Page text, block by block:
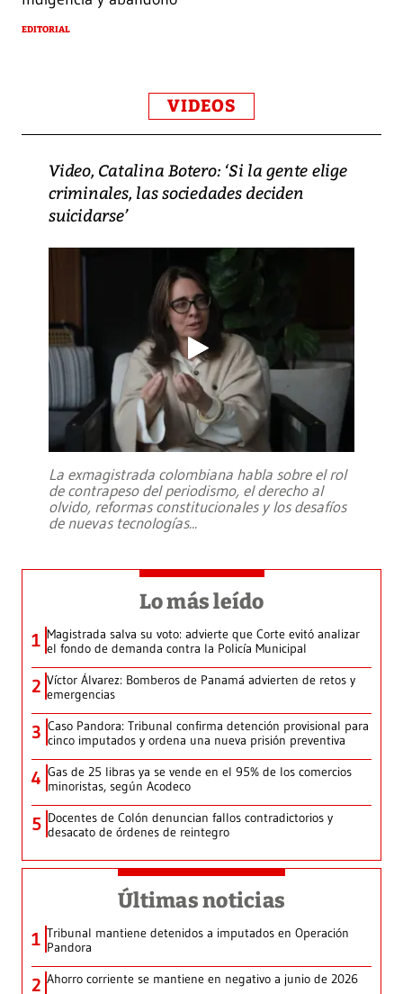
EDITORIAL
VIDEOS
Video, Catalina Botero: ‘Si la gente elige
criminales, las sociedades deciden
suicidarse’
La exmagistrada colombiana habla sobre el rol
de contrapeso del periodismo, el derecho al
olvido, reformas constitucionales y los desafíos
de nuevas tecnologías...
Lo más leído
1 Magistrada salva su voto: advierte que Corte evitó analizar
el fondo de demanda contra la Policía Municipal
2 Víctor Álvarez: Bomberos de Panamá advierten de retos y
emergencias
3 Caso Pandora: Tribunal confirma detención provisional para
cinco imputados y ordena una nueva prisión preventiva
4 Gas de 25 libras ya se vende en el 95% de los comercios
minoristas, según Acodeco
5 Docentes de Colón denuncian fallos contradictorios y
desacato de órdenes de reintegro
Últimas noticias
1 Tribunal mantiene detenidos a imputados en Operación
Pandora
2 Ahorro corriente se mantiene en negativo a junio de 2026